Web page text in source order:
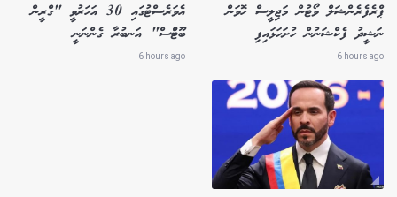
ޕްރެފެރެންޝަލް ވޯޓުން މަޖިލީސް ހޮވަން
ނަޝީދު ފެކްޝަނުން ހުށަހަޅައިފި
6 hours ago
އެވަރެސްޓުގައި 30 އަހަރުވީ "ގްރީން
ބޫޓުްސް" އަނބުރާ ގެންނަނީ
6 hours ago